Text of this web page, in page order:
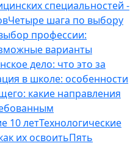
специальностей -
Четыре шага по выбору
профессии:
варианты
дело: что это за
в школе: особенности
какие направления
10 летТехнологические
их освоитьПять